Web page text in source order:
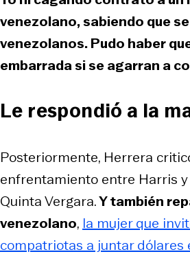
venezolano, sabiendo que
venezolanos. Pudo haber
embarrada si se agarran a
Le respondió a la
Posteriormente, Herrera
enfrentamiento entre Harris
Quinta Vergara.Y también
venezolano, la mujer que
compatriotas a juntar dólares